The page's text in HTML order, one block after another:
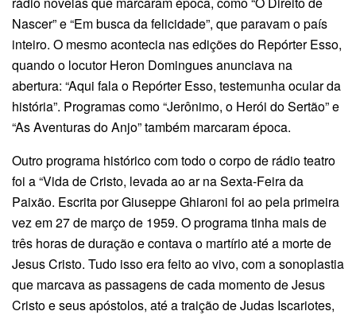
Nascer” e “Em busca da felicidade”, que paravam o país
inteiro. O mesmo acontecia nas edições do Repórter Esso,
quando o locutor Heron Domingues anunciava na
abertura: “Aqui fala o Repórter Esso, testemunha ocular da
história”. Programas como “Jerônimo, o Herói do Sertão” e
“As Aventuras do Anjo” também marcaram época.
Outro programa histórico com todo o corpo de rádio teatro
foi a “Vida de Cristo, levada ao ar na Sexta-Feira da
Paixão. Escrita por Giuseppe Ghiaroni foi ao pela primeira
vez em 27 de março de 1959. O programa tinha mais de
três horas de duração e contava o martírio até a morte de
Jesus Cristo. Tudo isso era feito ao vivo, com a sonoplastia
que marcava as passagens de cada momento de Jesus
Cristo e seus apóstolos, até a traição de Judas Iscariotes,